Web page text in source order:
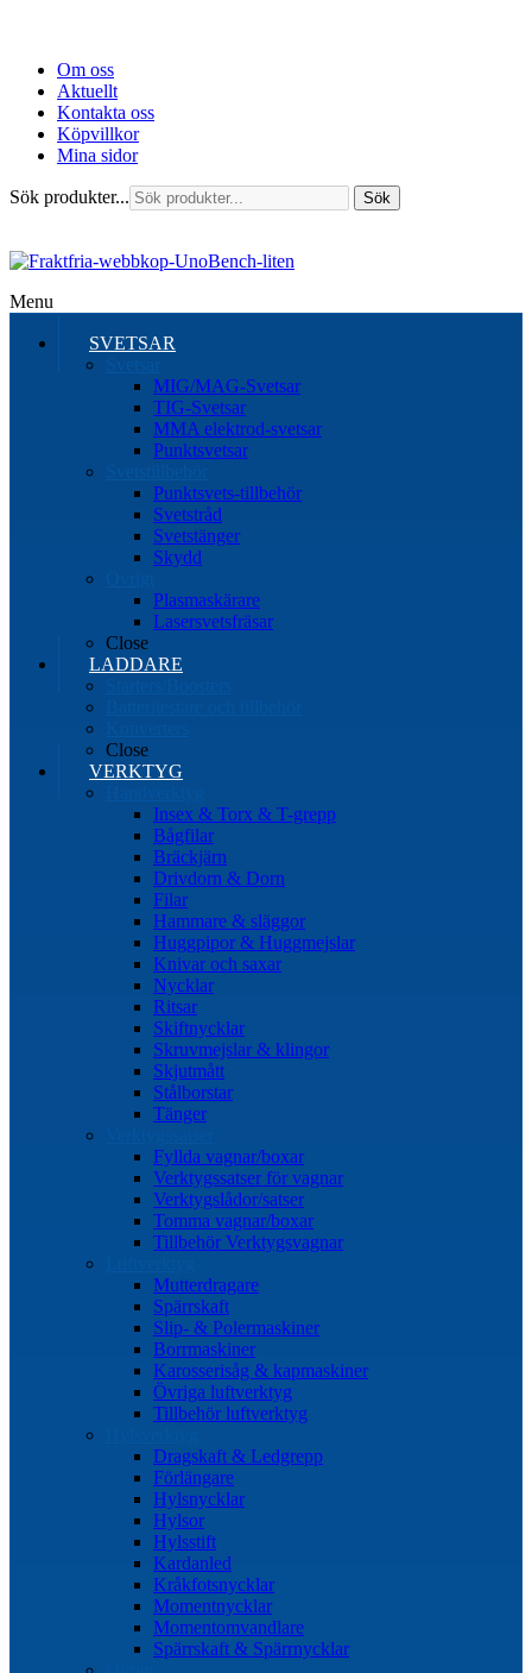
Om oss
Aktuellt
Kontakta oss
Köpvillkor
Mina sidor
Sök produkter... Sök
Menu
SVETSAR
MIG/MAG-Svetsar
TIG-Svetsar
MMA elektrod-svetsar
Punktsvetsar
Punktsvets-tillbehör
Svetstråd
Svetstänger
Skydd
Plasmaskärare
Lasersvetsfräsar
Close
LADDARE
Close
VERKTYG
Insex & Torx & T-grepp
Bågfilar
Bräckjärn
Drivdorn & Dorn
Filar
Hammare & släggor
Huggpipor & Huggmejslar
Knivar och saxar
Nycklar
Ritsar
Skiftnycklar
Skruvmejslar & klingor
Skjutmått
Stålborstar
Tänger
Fyllda vagnar/boxar
Verktygssatser för vagnar
Verktygslådor/satser
Tomma vagnar/boxar
Tillbehör Verktygsvagnar
Mutterdragare
Spärrskaft
Slip- & Polermaskiner
Borrmaskiner
Karosserisåg & kapmaskiner
Övriga luftverktyg
Tillbehör luftverktyg
Dragskaft & Ledgrepp
Förlängare
Hylsnycklar
Hylsor
Hylsstift
Kardanled
Kråkfotsnycklar
Momentnycklar
Momentomvandlare
Spärrskaft & Spärrnycklar